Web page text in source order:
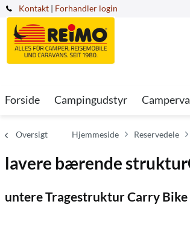
Kontakt | Forhandler login
Forside Campingudstyr
Oversigt Hjemmeside Reservedele
lavere bærende
untere Tragestruktur Carry